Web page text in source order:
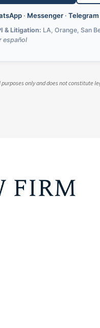
· Messenger ·Telegram
& Litigation: LA, Orange, San
español
only and does not constitute